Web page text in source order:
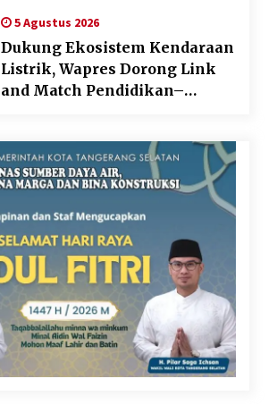
Ditahan
5 Agustus 2026
Dukung Ekosistem Kendaraan
Listrik, Wapres Dorong Link
and Match Pendidikan–